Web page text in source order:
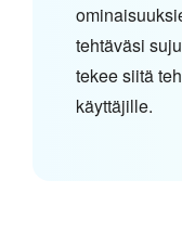
tehtäväsi
tekee siitä
käyttäjille.